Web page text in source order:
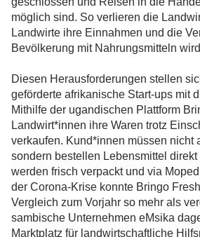
möglich sind. So verlieren die
Landwirte ihre Einnahmen und die
Bevölkerung mit Nahrungsmitteln
Diesen Herausforderungen stellen
geförderte afrikanische Start-ups mit
Mithilfe der ugandischen Plattform
Landwirt*innen ihre Waren trotz
verkaufen. Kund*innen müssen nicht
sondern bestellen Lebensmittel
werden frisch verpackt und via
der Corona-Krise konnte Bringo
Vergleich zum Vorjahr so mehr als
sambische Unternehmen eMsika
Marktplatz für landwirtschaftliche